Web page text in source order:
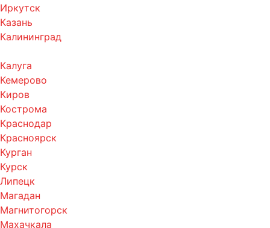
Иркутск
Казань
Калининград
Калуга
Кемерово
Киров
Кострома
Краснодар
Красноярск
Курган
Курск
Липецк
Магадан
Магнитогорск
Махачкала